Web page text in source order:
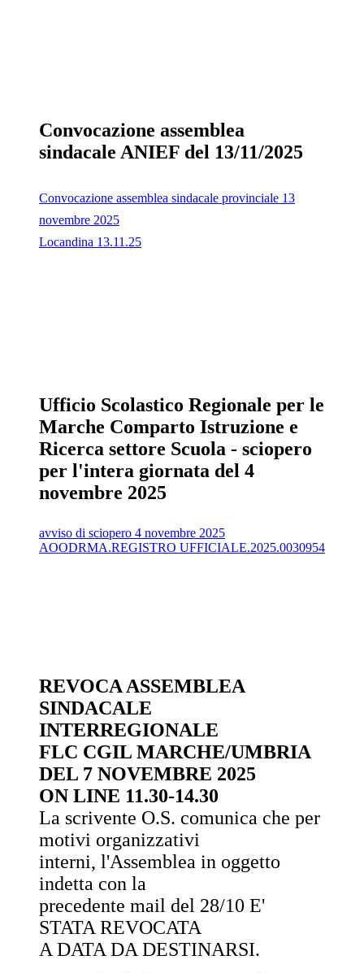
Convocazione assemblea
sindacale ANIEF del 13/11/2025
Convocazione assemblea sindacale provinciale 13
novembre 2025
Locandina 13.11.25
Ufficio Scolastico Regionale per le
Marche Comparto Istruzione e
Ricerca settore Scuola - sciopero
per l'intera giornata del 4
novembre 2025
avviso di sciopero 4 novembre 2025
AOODRMA.REGISTRO UFFICIALE.2025.0030954
REVOCA ASSEMBLEA
SINDACALE
INTERREGIONALE
FLC CGIL MARCHE/UMBRIA
DEL 7 NOVEMBRE 2025
ON LINE 11.30-14.30
La scrivente O.S. comunica che per
motivi organizzativi
interni, l'Assemblea in oggetto
indetta con la
precedente mail del 28/10 E'
STATA REVOCATA
A DATA DA DESTINARSI.